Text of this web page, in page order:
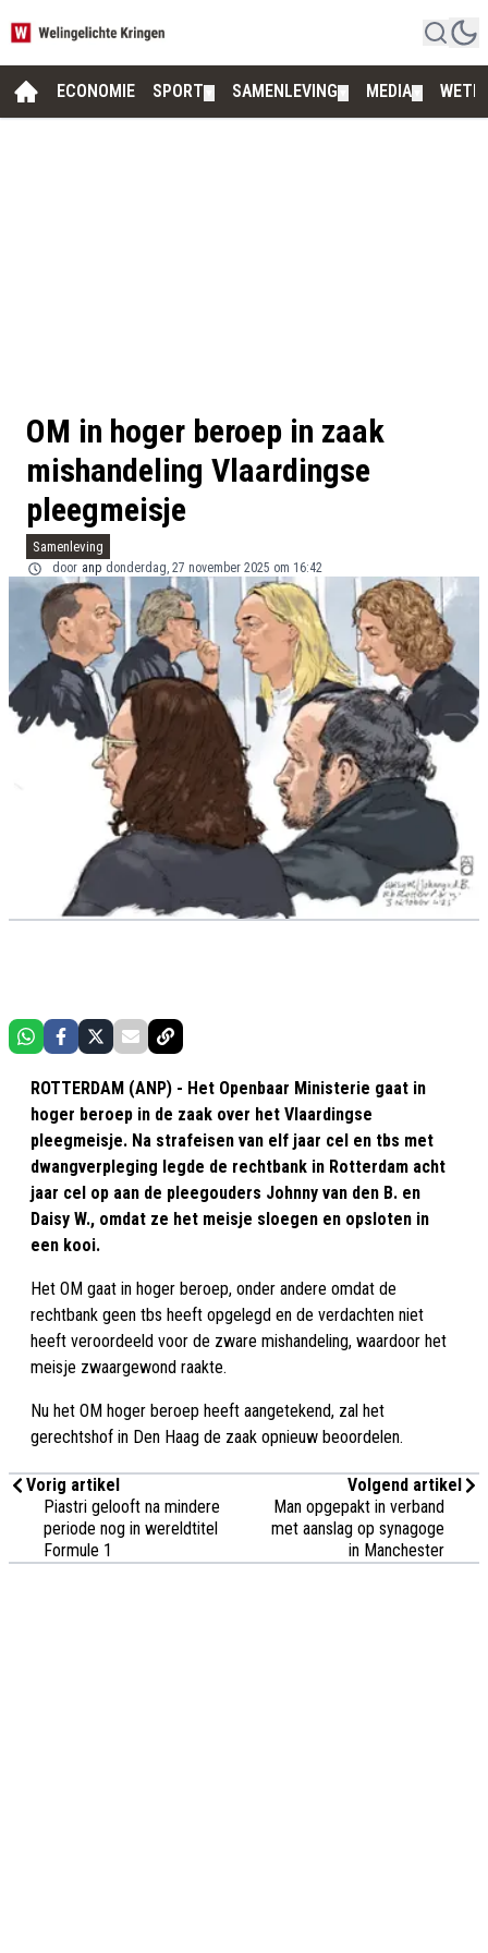
ECONOMIE SPORT SAMENLEVING MEDIA
OM in hoger beroep in zaak
mishandeling Vlaardingse
pleegmeisje
Samenleving
door anp donderdag, 27 november 2025 om 16:42
ROTTERDAM (ANP) - Het Openbaar Ministerie gaat in
hoger beroep in de zaak over het Vlaardingse
pleegmeisje. Na strafeisen van elf jaar cel en tbs met
dwangverpleging legde de rechtbank in Rotterdam acht
jaar cel op aan de pleegouders Johnny van den B. en
Daisy W., omdat ze het meisje sloegen en opsloten in
een kooi.
Het OM gaat in hoger beroep, onder andere omdat de
rechtbank geen tbs heeft opgelegd en de verdachten niet
heeft veroordeeld voor de zware mishandeling, waardoor het
meisje zwaargewond raakte.
Nu het OM hoger beroep heeft aangetekend, zal het
gerechtshof in Den Haag de zaak opnieuw beoordelen.
Vorig artikel
Piastri gelooft na mindere
periode nog in wereldtitel
Formule 1
Volgend artikel
Man opgepakt in verband
met aanslag op synagoge
in Manchester